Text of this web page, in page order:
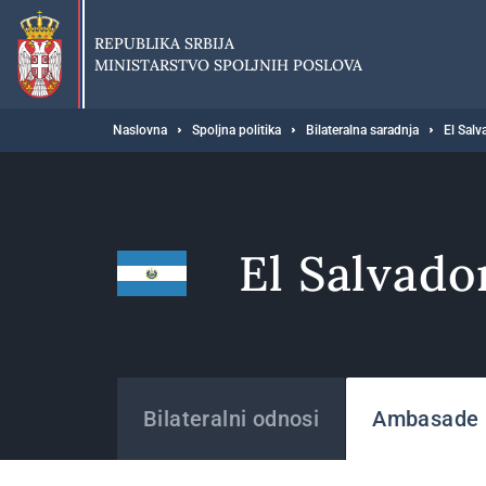
Preskoči
glavni
deo
sadržaja
REPUBLIKA SRBIJA
MINISTARSTVO SPOLJNIH POSLOVA
Breadcrumb
Naslovna Spoljna politika Bilateralna saradnja El
El
Bilateralni odnosi